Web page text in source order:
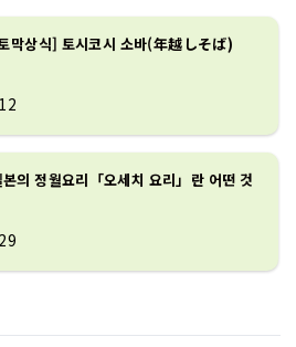
막상식] 토시코시 소바(年越しそば)
본의 정월요리「오세치 요리」란 어떤 것